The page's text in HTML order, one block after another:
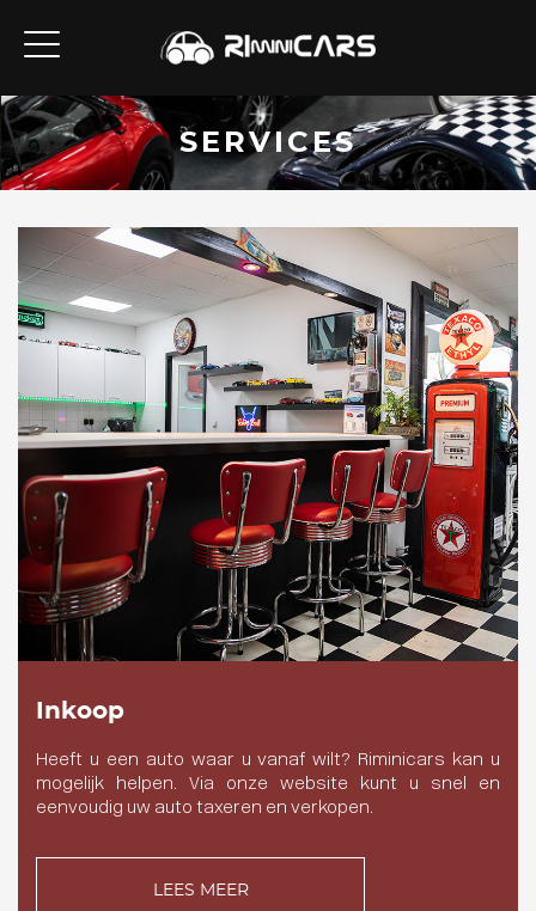
SERVICES
Inkoop
Heeft u een auto waar u vanaf wilt? Riminicars kan u
mogelijk helpen. Via onze website kunt u snel en
eenvoudig uw auto taxeren en verkopen.
LEES MEER